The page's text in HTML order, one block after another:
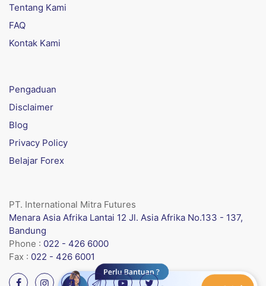
Tentang Kami
FAQ
Kontak Kami
Pengaduan
Disclaimer
Blog
Privacy Policy
Belajar Forex
PT. International Mitra Futures
Menara Asia Afrika Lantai 12 Jl. Asia Afrika No.133 - 137,
Bandung
Phone : 022 - 426 6000
Fax : 022 - 426 6001